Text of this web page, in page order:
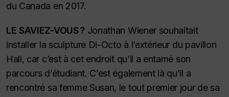
du Canada en 2017.
LE SAVIEZ-VOUS ? Jonathan Wiener souhaitait
installer la sculpture Di-Octo à l’extérieur du pavillon
Hall, car c’est à cet endroit qu’il a entamé son
parcours d’étudiant. C’est également là qu’il a
rencontré sa femme Susan, le tout premier jour de sa